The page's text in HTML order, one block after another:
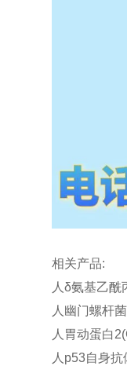
相关产品:
人δ氨基乙
人幽门螺杆
人胃动蛋白
人p53自身